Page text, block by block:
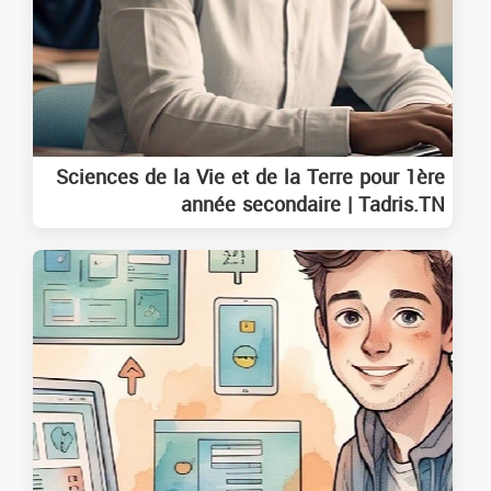
Sciences de la Vie et de la Terre pour 1ère
année secondaire | Tadris.TN